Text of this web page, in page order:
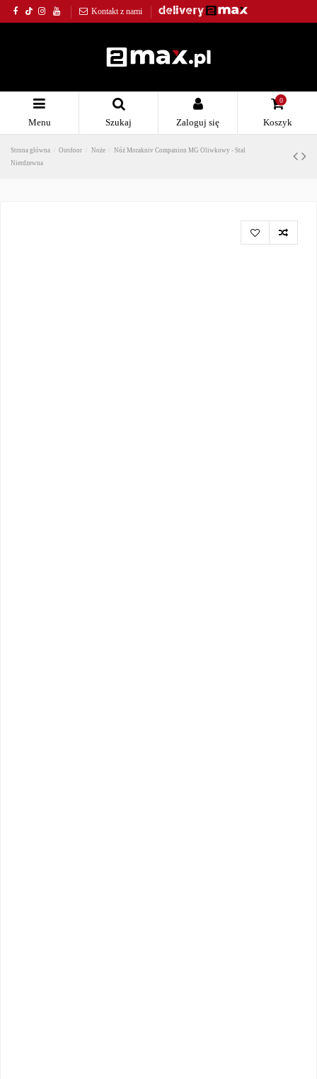
Kontakt z nami
Menu Szukaj Zaloguj się
0
Koszyk
Strona główna Outdoor Noże
Nóż Morakniv Companion MG Oliwkowy - Stal
Nierdzewna